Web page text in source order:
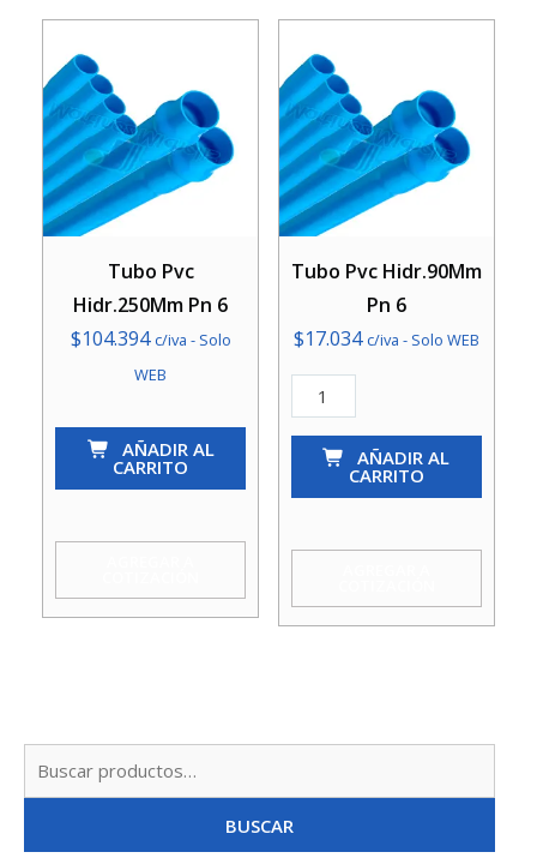
Tubo Pvc
Hidr.250Mm Pn 6
$104.394 c/iva - Solo
WEB
Tubo
Hidr.250Mm
cantidad
AÑADIR AL
CARRITO
Tubo Pvc Hidr.90Mm
Pn 6
$17.034 c/iva - Solo WEB
Tubo
Pvc
Hidr.90Mm
cantidad
AÑADIR AL
CARRITO
BUSCAR